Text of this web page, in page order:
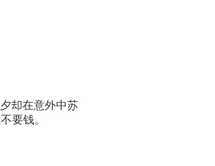
却在意外中苏
要钱。